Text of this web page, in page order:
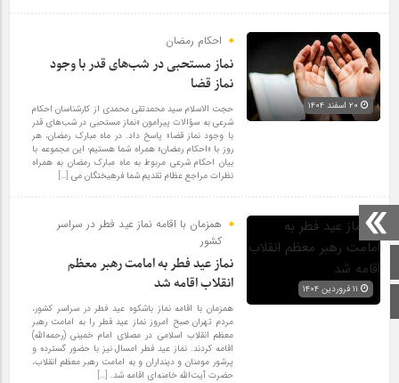
صفحه اصلی
اینستاگرام
احکام رمضان
نماز مستحبی در شب‌های قدر با وجود
نماز قضا
حجت الاسلام سید محمدتقی محمدی از کارشناسان احکام
شرعی به سؤالات پیرامون «نماز مستحبی در شب‌های قدر
با وجود نماز قضا» پاسخ داد. در ماه مبارک رمضان، هر
روز با «احکام رمضان» همراه شما هستیم؛ این مجموعه با
بیان احکام شرعی مربوط به ماه مبارک رمضان به همراه
نظرات مراجع عظام تقدیم شما فرهیختگان می […]
همزمان با اقامه نماز عید فطر در سراسر
کشور
نماز عید فطر به امامت رهبر معظم
انقلاب اقامه شد
همزمان با اقامه نماز باشکوه عید فطر در سراسر کشور،
مردم تهران صبح امروز نماز عید فطر را به امامت رهبر
معظم انقلاب اسلامی در مصلای امام خمینی (رحمه‌الله)
اقامه کردند. نماز عید فطر امسال نیز با حضور گسترده و
پرشور مومنان و دینداران و به امامت رهبر معظم انقلاب،
حضرت آیت‌الله خامنه‌ای اقامه شد. […]